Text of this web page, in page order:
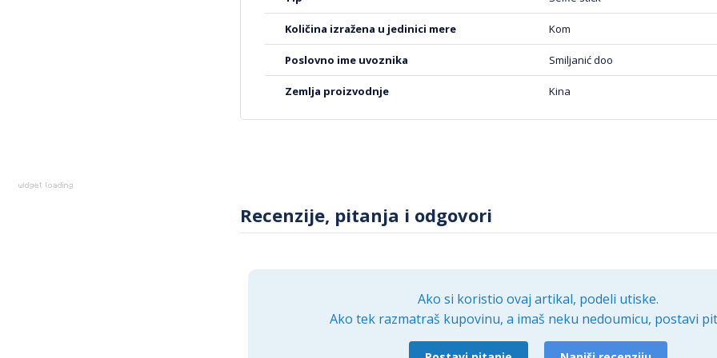
postavljanje i skidanje maske bez oštećenja uređaja. Održavanje maske je
dovoljno je obrisati je vlažnom krpom kako bi ostala čista i bez tragova
Zaključak
Maska Nillkin Nature Pro za iPhone 16 Plus u plavoj boji je idealan izbor za sve
količina izražena u jedinici mere Kom
poslovno ime uvoznika Smiljanić doo
zemlja proizvodnje Kina
Recenzije, pitanja i odgovori
Ako si koristio ovaj artikal, podeli utiske.
Ako tek razmatraš kupovinu, a imaš neku nedoumicu, postavi